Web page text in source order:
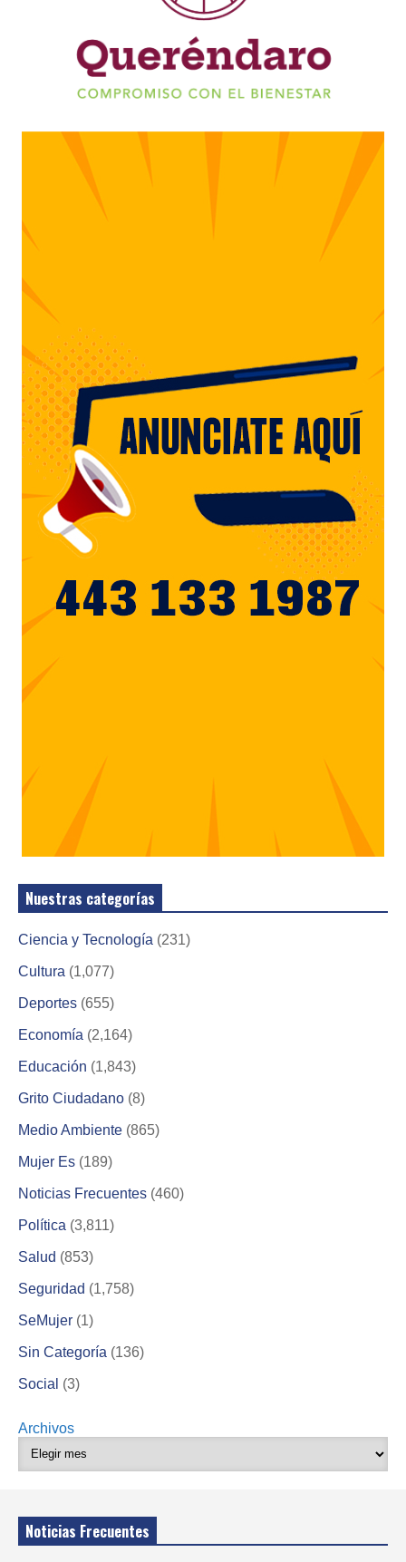
Nuestras categorías
Ciencia y Tecnología (231)
Cultura (1,077)
Deportes (655)
Economía (2,164)
Educación (1,843)
Grito Ciudadano (8)
Medio Ambiente (865)
Mujer Es (189)
Noticias Frecuentes (460)
Política (3,811)
Salud (853)
Seguridad (1,758)
SeMujer (1)
Sin Categoría (136)
Social (3)
Archivos
Noticias Frecuentes